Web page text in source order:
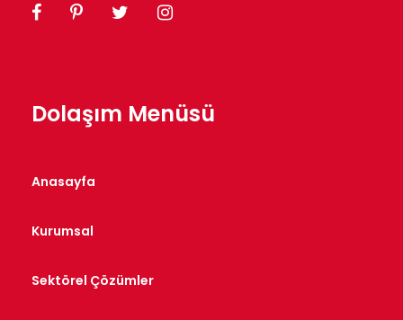
Dolaşım Menüsü
Anasayfa
Kurumsal
Sektörel Çözümler